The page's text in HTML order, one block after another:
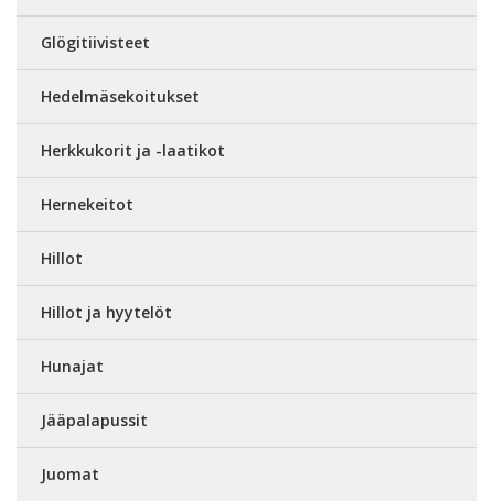
Glögitiivisteet
Hedelmäsekoitukset
Herkkukorit ja -laatikot
Hernekeitot
Hillot
Hillot ja hyytelöt
Hunajat
Jääpalapussit
Juomat